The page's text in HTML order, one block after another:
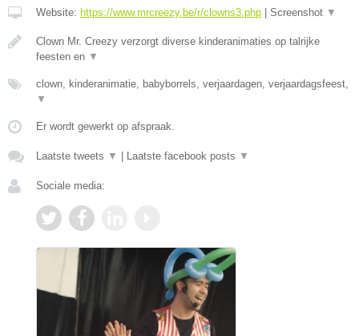
Website: https://www.mrcreezy.be/r/clowns3.php Screenshot ▼
Clown Mr. Creezy verzorgt diverse kinderanimaties op talrijke
feesten en ▼
clown, kinderanimatie, babyborrels, verjaardagen, verjaardagsfeest,
▼
Er wordt gewerkt op afspraak.
Laatste tweets ▼ Laatste facebook posts ▼
Sociale media: